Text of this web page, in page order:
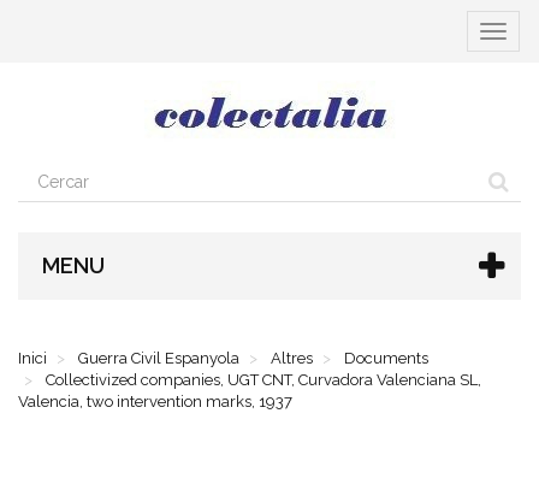
Toggle
MENU
Inici Guerra Civil Espanyola Altres
Documents
Collectivized companies, UGT CNT, Curvadora Valenciana SL,
Valencia, two intervention marks, 1937